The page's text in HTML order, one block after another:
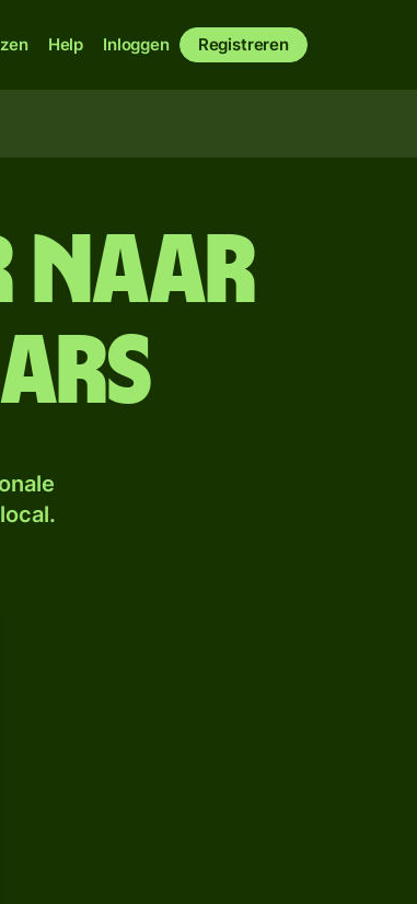
Help Inloggen Registreren
naar